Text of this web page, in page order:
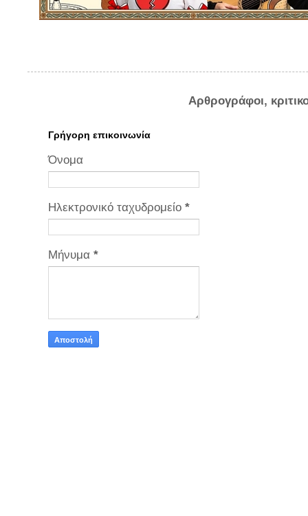
Αρθρογράφοι,
Γρήγορη επικοινωνία
Όνομα
Ηλεκτρονικό ταχυδρομείο *
Μήνυμα *